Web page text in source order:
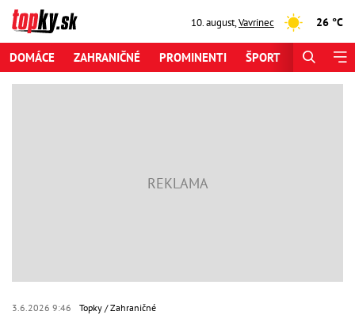
10. august,Vavrinec 26 °C
DOMÁCE ZAHRANIČNÉ PROMINENTI ŠPORT
3.6.2026 9:46 Topky Zahraničné